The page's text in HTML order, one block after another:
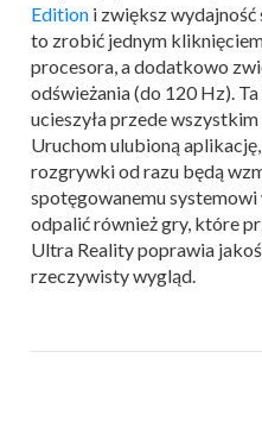
Edition i zwiększ
to zrobić jednym
procesora, a dodatkowo
odświeżania (do 120 Hz).
ucieszyła przede
Uruchom ulubioną
rozgrywki od razu będą
spotęgowanemu systemowi
odpalić również gry, które
Ultra Reality poprawia
rzeczywisty wygląd.